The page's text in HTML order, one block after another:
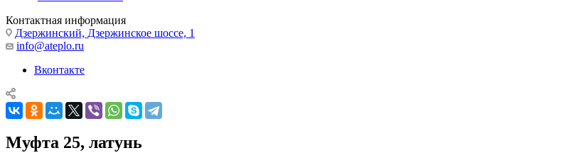
Контактная информация
Дзержинский, Дзержинское шоссе, 1
info@ateplo.ru
Вконтакте
Муфта 25, латунь